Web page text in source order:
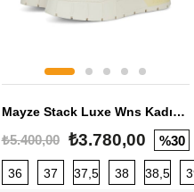
40 40,5 41 42 42,5
Mayze Stack Luxe Wns Kadın Sneaker
₺5.400,00 ₺3.780,00 %30
36 37 37,5 38 38,5